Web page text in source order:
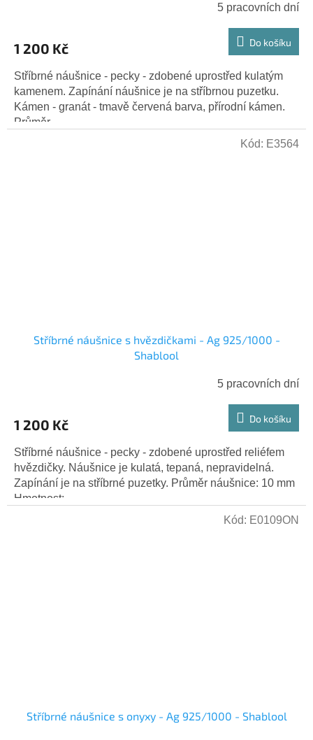
5 pracovních dní
1 200 Kč Do košíku
Stříbrné náušnice - pecky - zdobené uprostřed kulatým
kamenem. Zapínání náušnice je na stříbrnou puzetku.
Kámen - granát - tmavě červená barva, přírodní kámen.
Průměr...
Stříbrné náušnice s hvězdičkami - Ag 925/1000 -
Shablool
5 pracovních dní
1 200 Kč Do košíku
Stříbrné náušnice - pecky - zdobené uprostřed reliéfem
hvězdičky. Náušnice je kulatá, tepaná, nepravidelná.
Zapínání je na stříbrné puzetky. Průměr náušnice: 10 mm
Hmotnost:...
Kód: E3564
Stříbrné náušnice s onyxy - Ag 925/1000 - Shablool
Kód: E0109ON